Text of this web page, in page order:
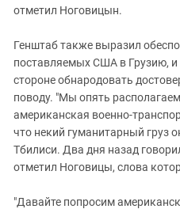
отметил Ноговицын.
Генштаб также выразил
поставляемых США в Грузию,
стороне обнародовать
поводу. "Мы опять
американская военно-
что некий гуманитарный груз
Тбилиси. Два дня назад
отметил Ноговицы, слова
"Давайте попросим